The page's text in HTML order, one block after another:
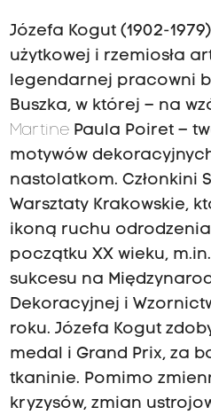
Józefa Kogut (1902-
użytkowej i rzemiosła
legendarnej pracowni
Buszka, w której – na
MartinePaula Poiret –
motywów
nastolatkom. Członkini
Warsztaty Krakowskie,
ikoną ruchu
początku XX wieku,
sukcesu na
Dekoracyjnej i
roku. Józefa Kogut
medal i Grand Prix, za
tkaninie. Pomimo
kryzysów, zmian